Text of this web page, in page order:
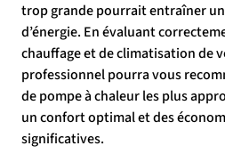
trop grande pourrait entraîner
d’énergie. En évaluant
chauffage et de climatisation de
professionnel pourra vous
de pompe à chaleur les plus
un confort optimal et des
significatives.